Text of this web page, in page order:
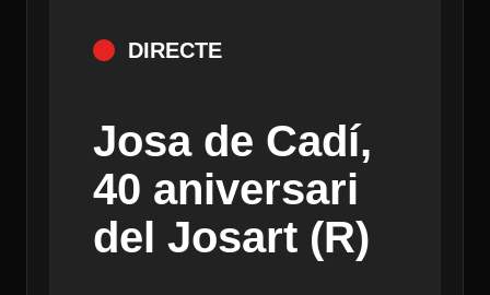
DIRECTE
Josa de Cadí,
40 aniversari
del Josart (R)